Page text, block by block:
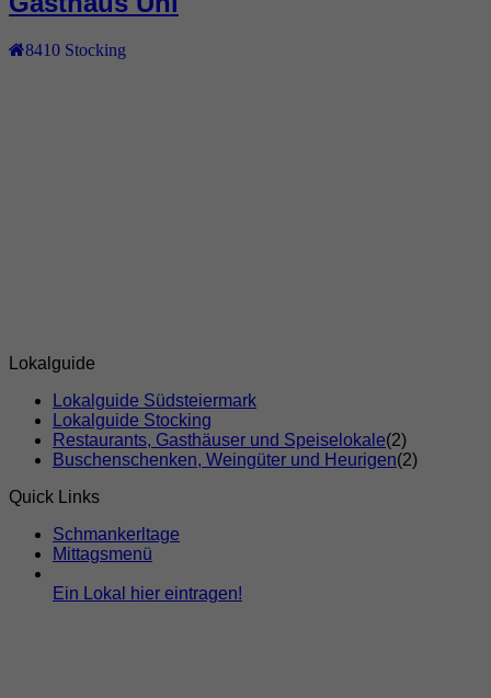
8410 Stocking
Lokalguide
Lokalguide Südsteiermark
Lokalguide Stocking
Restaurants, Gasthäuser und Speiselokale(2)
Buschenschenken, Weingüter und Heurigen(2)
Quick Links
Schmankerltage
Mittagsmenü
Ein Lokal hier eintragen!